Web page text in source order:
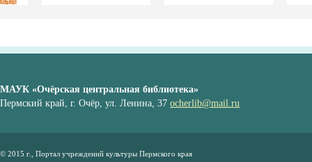
МАУК «Очёрская центральная библиотека»
Пермский край, г. Очёр, ул. Ленина, 37 ocherlib@mail.ru
© 2015 г., Портал учреждений культуры Пермского края